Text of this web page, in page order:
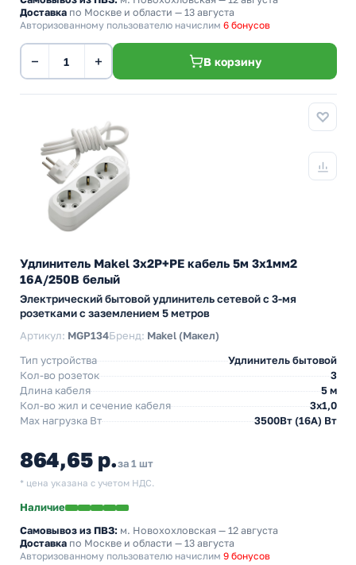
Доставка по Москве и области — 13 августа
Авторизованному пользователю начислим 6 бонусов
− + В корзину
Удлинитель Makel 3х2P+PE кабель 5м 3х1мм2
16А/250В белый
Электрический бытовой удлинитель сетевой с 3-мя
розетками с заземлением 5 метров
Артикул: MGP134Бренд: Makel (Макел)
Тип устройства
Удлинитель бытовой
Кол-во розеток
3
Длина кабеля
5 м
Кол-во жил и сечение кабеля
3х1,0
Max нагрузка Вт
3500Вт (16А) Вт
864,65 р.за 1 шт
* цена указана с учетом НДС.
Наличие
Самовывоз из ПВЗ: м. Новохохловская — 12 августа
Доставка по Москве и области — 13 августа
Авторизованному пользователю начислим 9 бонусов